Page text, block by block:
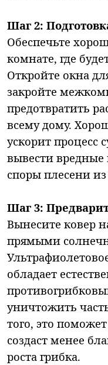
Шаг 2:
Обеспечьте
комнате, где
Откройте окна
закройте
предотвратить
всему дому.
ускорит
вывести
споры плесени
Шаг 3:
Вынесите ковер
прямыми
обладает
уничтожить
того, это
создаст менее
роста грибка.